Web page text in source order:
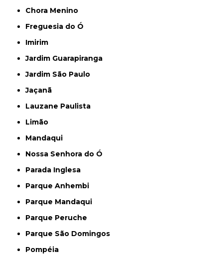
Chora Menino
Freguesia do Ó
Imirim
Jardim Guarapiranga
Jardim São Paulo
Jaçanã
Lauzane Paulista
Limão
Mandaqui
Nossa Senhora do Ó
Parada Inglesa
Parque Anhembi
Parque Mandaqui
Parque Peruche
Parque São Domingos
Pompéia